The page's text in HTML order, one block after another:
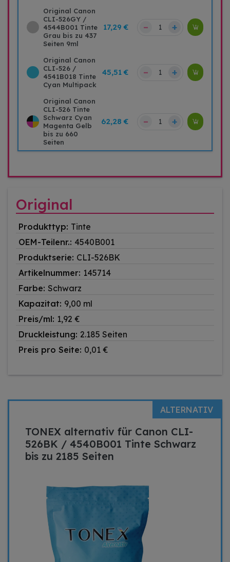
Original Canon
CLI-526GY /
4544B001 Tinte
Grau bis zu 437
Seiten 9ml
17,29 € – +
Original Canon
CLI-526 /
4541B018 Tinte
Cyan Multipack
45,51 € – +
Original Canon
CLI-526 Tinte
Schwarz Cyan
Magenta Gelb
bis zu 660
Seiten
62,28 € – +
Original
Produkttyp: Tinte
OEM-Teilenr.: 4540B001
Produktserie: CLI-526BK
Artikelnummer: 145714
Farbe: Schwarz
Kapazitat: 9,00 ml
Preis/ml: 1,92 €
Druckleistung: 2.185 Seiten
Preis pro Seite: 0,01 €
ALTERNATIV
TONEX alternativ für Canon CLI-
526BK / 4540B001 Tinte Schwarz
bis zu 2185 Seiten